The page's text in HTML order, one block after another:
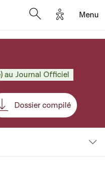
Options
Menu
au Journal Officiel
Dossier compilé